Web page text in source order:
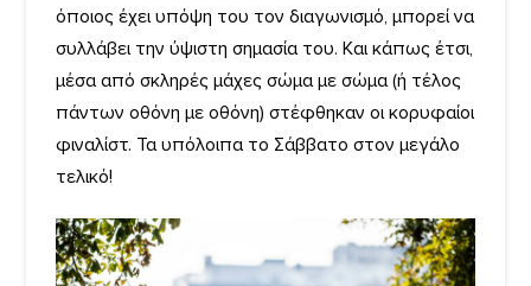
όποιος έχει υπόψη του τον διαγωνισμό, μπορεί να
συλλάβει την ύψιστη σημασία του. Kαι κάπως έτσι,
μέσα από σκληρές μάχες σώμα με σώμα (ή τέλος
πάντων οθόνη με οθόνη) στέφθηκαν οι κορυφαίοι
φιναλίστ. Τα υπόλοιπα το Σάββατο στον μεγάλο
τελικό!